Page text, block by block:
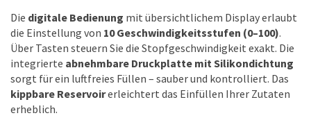
Die digitale Bedienung mit übersichtlichem Display erlaubt
die Einstellung von 10 Geschwindigkeitsstufen (0–100).
Über Tasten steuern Sie die Stopfgeschwindigkeit exakt. Die
integrierte abnehmbare Druckplatte mit Silikondichtung
sorgt für ein luftfreies Füllen – sauber und kontrolliert. Das
kippbare Reservoirerleichtert das Einfüllen Ihrer Zutaten
erheblich.